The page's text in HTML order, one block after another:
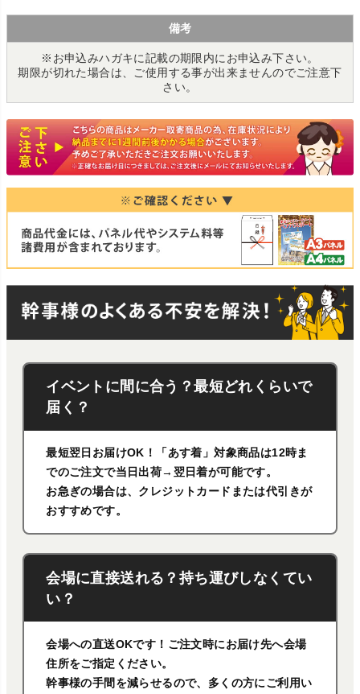
備考
※お申込みハガキに記載の期限内にお申込み下さい。
期限が切れた場合は、ご使用する事が出来ませんのでご注意下
さい。
イベントに間に合う？最短どれくらいで
届く？
最短翌日お届けOK！「あす着」対象商品は12時ま
でのご注文で当日出荷→翌日着が可能です。
お急ぎの場合は、クレジットカードまたは代引きが
おすすめです。
会場に直接送れる？持ち運びしなくてい
い？
会場への直送OKです！ご注文時にお届け先へ会場
住所をご指定ください。
幹事様の手間を減らせるので、多くの方にご利用い